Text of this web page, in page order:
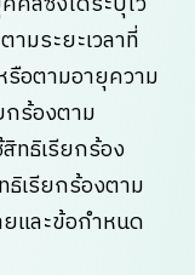
มระยะเวลาที่
อตามอายุความ
ร้องตาม
ทธิเรียกร้อง
เรียกร้องตาม
และข้อกำหนด